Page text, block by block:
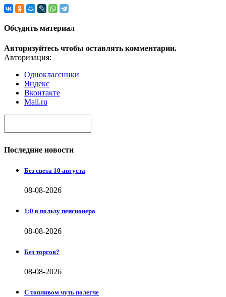
Обсудить материал
Авторизуйтесь чтобы оставлять комментарии.
Авторизация:
Одноклассники
Яндекс
Вконтакте
Mail.ru
Последние новости
Без света 10 августа
08-08-2026
1:0 в пользу пенсионера
08-08-2026
Без торгов?
08-08-2026
С топливом чуть полегче